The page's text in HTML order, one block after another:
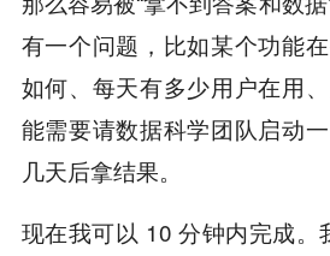
有一个问题，比如某个功能
如何、每天有多少用户在用
能需要请数据科学团队启动
几天后拿结果。
现在我可以 10 分钟内完成。